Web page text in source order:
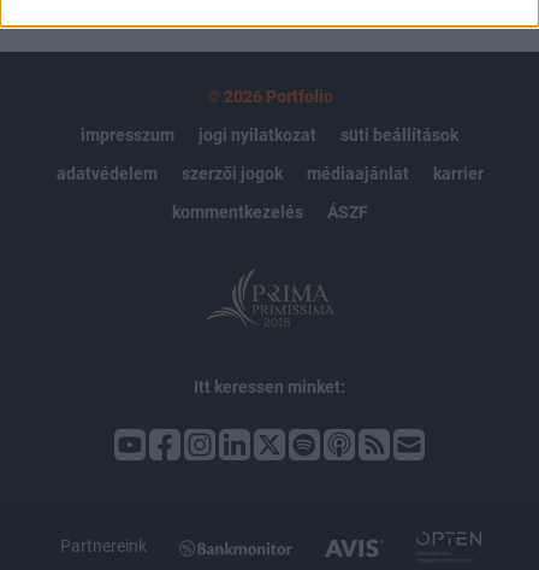
© 2026 Portfolio
impresszum
jogi nyilatkozat
süti beállítások
adatvédelem
szerzői jogok médiaajánlat
karrier
kommentkezelés
ÁSZF
Itt keressen minket:
Partnereink